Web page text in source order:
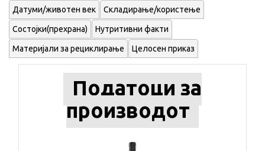
Датуми/животен век Складирање/користење
Состојки(прехрана) Нутритивни факти
Материјали за рециклирање Целосен приказ
Податоци за
производот